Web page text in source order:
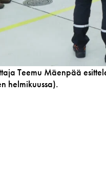
Teemu Mäenpää
helmikuussa).